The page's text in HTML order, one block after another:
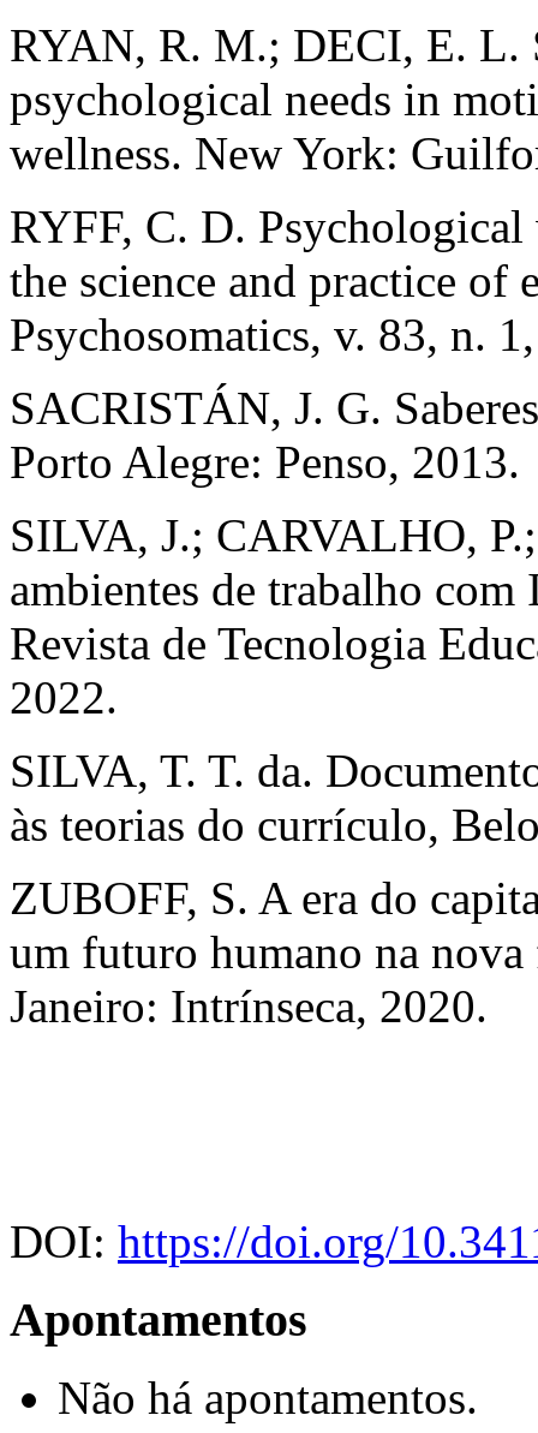
RYAN, R. M.; DECI, E. L.
psychological needs in
wellness. New York:
RYFF, C. D.
the science and practice of
Psychosomatics, v. 83, n.
SACRISTÁN, J. G.
Porto Alegre: Penso, 2013.
SILVA, J.; CARVALHO,
ambientes de trabalho
Revista de Tecnologia
2022.
SILVA, T. T. da.
às teorias do currículo,
ZUBOFF, S. A era do
um futuro humano na
Janeiro: Intrínseca, 2020.
DOI: https://doi.org/
Apontamentos
Não há apontamentos.